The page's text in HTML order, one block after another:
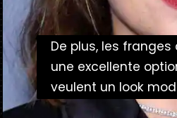
De plus, les
une excellente
veulent un look
De plus, les
une excellente
veulent un look